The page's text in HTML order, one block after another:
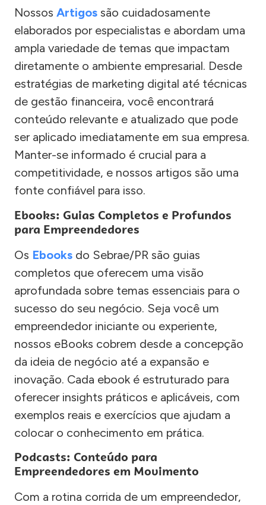
Nossos Artigos são cuidadosamente
elaborados por especialistas e abordam uma
ampla variedade de temas que impactam
diretamente o ambiente empresarial. Desde
estratégias de marketing digital até técnicas
de gestão financeira, você encontrará
conteúdo relevante e atualizado que pode
ser aplicado imediatamente em sua empresa.
Manter-se informado é crucial para a
competitividade, e nossos artigos são uma
fonte confiável para isso.
Ebooks: Guias Completos e Profundos
para Empreendedores
Os Ebooks do Sebrae/PR são guias
completos que oferecem uma visão
aprofundada sobre temas essenciais para o
sucesso do seu negócio. Seja você um
empreendedor iniciante ou experiente,
nossos eBooks cobrem desde a concepção
da ideia de negócio até a expansão e
inovação. Cada ebook é estruturado para
oferecer insights práticos e aplicáveis, com
exemplos reais e exercícios que ajudam a
colocar o conhecimento em prática.
Podcasts: Conteúdo para
Empreendedores em Movimento
Com a rotina corrida de um empreendedor,